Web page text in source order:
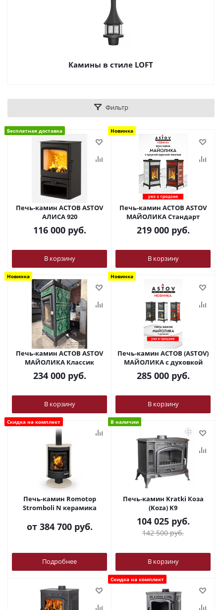
Камины в стиле LOFT
Фильтр
Бесплатная доставка
Печь-камин АСТОВ ASTOV
АЛИСА 920
116 000руб.
В корзину
Новинка
Печь-камин АСТОВ ASTOV
МАЙОЛИКА Стандарт
219 000руб.
В корзину
Новинка
Печь-камин АСТОВ ASTOV
МАЙОЛИКА Классик
234 000руб.
В корзину
Новинка
Печь-камин АСТОВ (ASTOV)
МАЙОЛИКА с духовкой
285 000руб.
В корзину
Скидка на комплект
Печь-камин Romotop
Stromboli N керамика
от 384 700 руб.
Подробнее
В наличии
Печь-камин Kratki Коза
(Koza) K9
104 025руб.
142 500руб.
В корзину
Скидка на комплект